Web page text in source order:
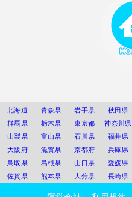
北海道 青森県 岩手県 秋田県
群馬県
栃木県 東京都 神奈川県
山梨県
富山県 石川県 福井県
大阪府
滋賀県 京都府 兵庫県
鳥取県
島根県 山口県 愛媛県
佐賀県
熊本県 大分県 長崎県